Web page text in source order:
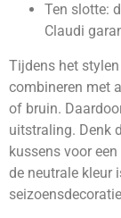
Ten slotte:
Claudi
Tijdens het
combineren met
of bruin.
uitstraling. Denk
kussens voor
de neutrale kleur